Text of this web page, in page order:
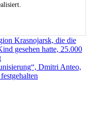
Krasnojarsk, die die
gesehen hatte, 25.000
Dmitri Anteo,